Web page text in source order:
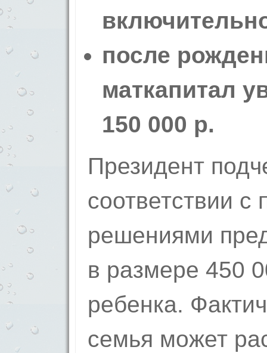
после
маткапитал
150 000 р.
Президент
соответствии с
решениями
в размере 450
ребенка.
семья может